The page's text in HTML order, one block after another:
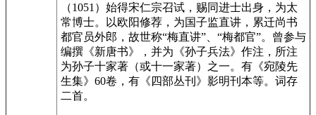
（1051）始得宋仁宗召试，赐同进士出身，为太
常博士。以欧阳修荐，为国子监直讲，累迁尚书
都官员外郎，故世称“梅直讲”、“梅都官”。曾参与
编撰《新唐书》，并为《孙子兵法》作注，所注
为孙子十家著（或十一家著）之一。有《宛陵先
生集》60卷，有《四部丛刊》影明刊本等。词存
二首。